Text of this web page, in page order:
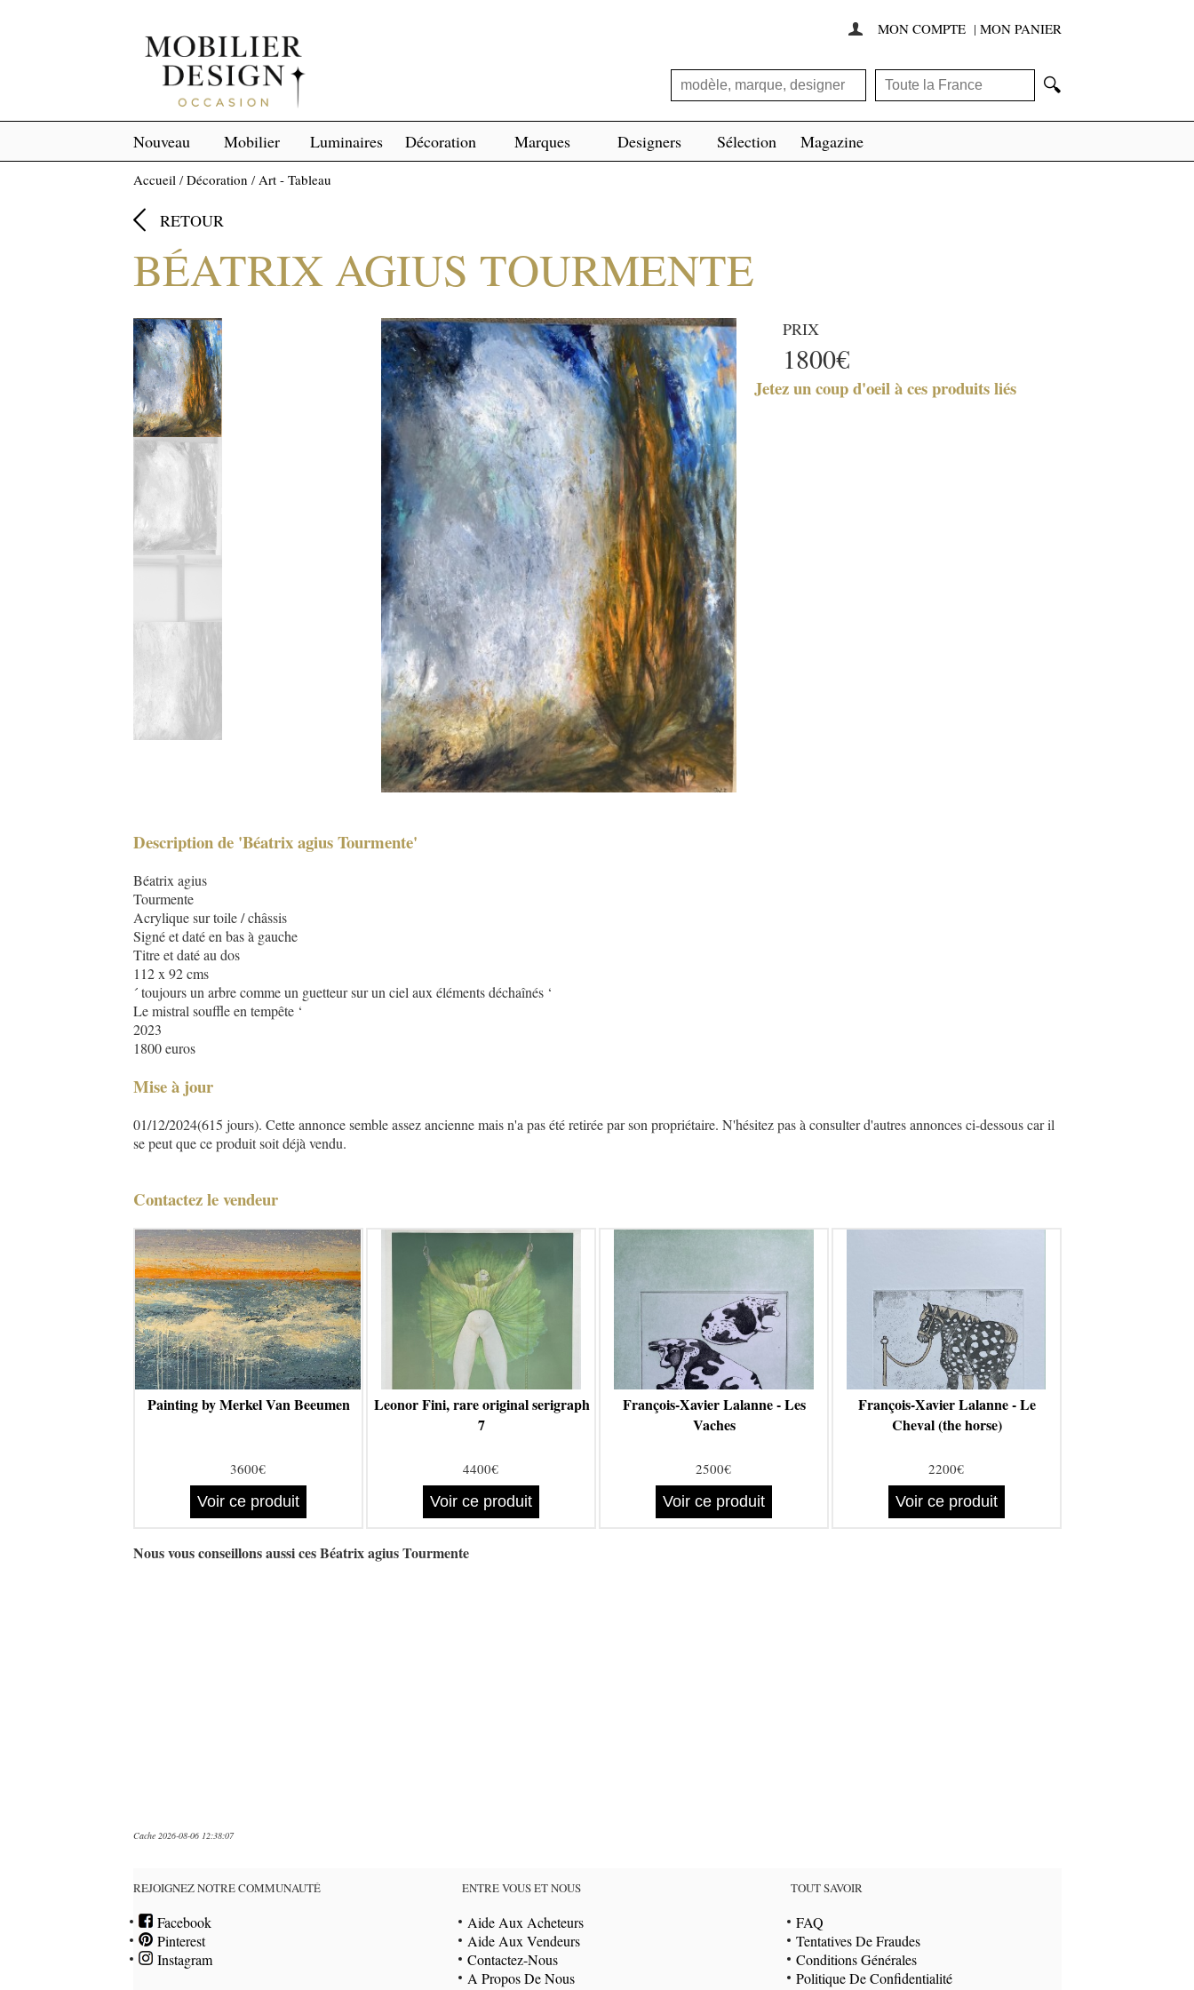
 MON COMPTE | MON PANIER
🔍
Nouveau Mobilier Luminaires Décoration Marques Designers Sélection Magazine
Accueil/Décoration /Art - Tableau
 RETOUR
BÉATRIX AGIUS TOURMENTE
PRIX
1800€
Description de 'Béatrix agius Tourmente'
Béatrix agius
Tourmente
Acrylique sur toile / châssis
Signé et daté en bas à gauche
Titre et daté au dos
112 x 92 cms
´ toujours un arbre comme un guetteur sur un ciel aux éléments déchaînés ‘
Le mistral souffle en tempête ‘
2023
1800 euros
Mise à jour
01/12/2024(615 jours). Cette annonce semble assez ancienne mais n'a pas été retirée par son propriétaire. N'hésitez pas à consulter d'autres annonces ci-dessous car il
se peut que ce produit soit déjà vendu.
Contactez le vendeur
Jetez un coup d'oeil à ces produits liés
Painting by Merkel Van Beeumen
3600€
Voir ce produit
Leonor Fini, rare original serigraph
7
4400€
Voir ce produit
François-Xavier Lalanne - Les
Vaches
2500€
Voir ce produit
François-Xavier Lalanne - Le
Cheval (the horse)
2200€
Voir ce produit
Nous vous conseillons aussi ces Béatrix agius Tourmente
Cache 2026-08-06 12:38:07
REJOIGNEZ NOTRE COMMUNAUTÉ
Facebook
Pinterest
Instagram
ENTRE VOUS ET NOUS
Aide Aux Acheteurs
Aide Aux Vendeurs
Contactez-Nous
A Propos De Nous
TOUT SAVOIR
FAQ
Tentatives De Fraudes
Conditions Générales
Politique De Confidentialité